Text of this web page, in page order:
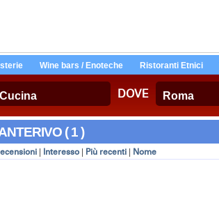
Wine bars / Enoteche Ristoranti Etnici
DOVE
( 1 )
Interesso Più recenti Nome